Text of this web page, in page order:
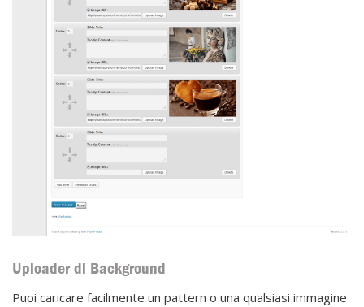
Uploader di Background
Puoi caricare facilmente un pattern o una qualsiasi immagine